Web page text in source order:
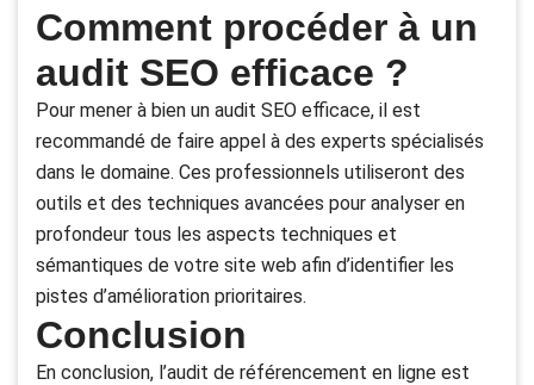
Comment procéder à un
audit SEO efficace ?
Pour mener à bien un audit SEO efficace, il est
recommandé de faire appel à des experts spécialisés
dans le domaine. Ces professionnels utiliseront des
outils et des techniques avancées pour analyser en
profondeur tous les aspects techniques et
sémantiques de votre site web afin d’identifier les
pistes d’amélioration prioritaires.
Conclusion
En conclusion, l’audit de référencement en ligne est